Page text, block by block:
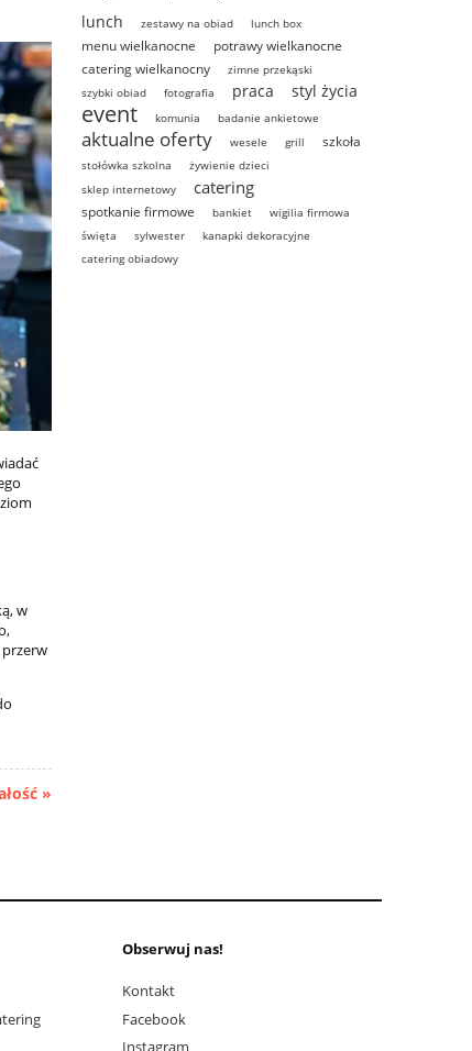
w
»
lunch zestawy na obiad lunch box
menu wielkanocne
potrawy wielkanocne
catering wielkanocny
zimne przekąski
szybki obiad
fotografia praca styl życia
event komunia badanie ankietowe
aktualne oferty wesele grill szkoła
stołówka szkolna
żywienie dzieci
sklep internetowy
catering
spotkanie firmowe bankiet
wigilia firmowa
święta
sylwester
kanapki dekoracyjne
catering obiadowy
Obserwuj nas!
Kontakt
Facebook
Instagram